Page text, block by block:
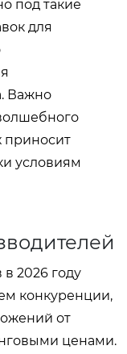
под такие
для
Важно
приносит
условиям
2026 году
конкуренции,
от
ценами.